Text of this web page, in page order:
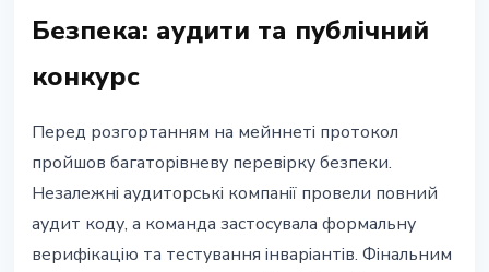
Безпека: аудити та публічний
конкурс
Перед розгортанням на мейннеті протокол
пройшов багаторівневу перевірку безпеки.
Незалежні аудиторські компанії провели повний
аудит коду, а команда застосувала формальну
верифікацію та тестування інваріантів. Фінальним